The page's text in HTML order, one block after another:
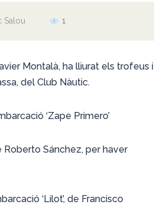
Salou 1
Montalà, ha lliurat els trofeus i
del Club Nàutic.
‘Zape Primero’
Roberto Sánchez, per haver
‘Lilot’, de Francisco